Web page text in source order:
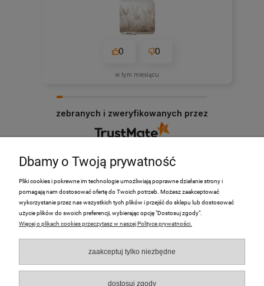
0 0
w tym miesiącu
zebranych i zweryfikowanych przez
PRODUKTY
Moje Konto
Płatności i dostawa
O nas
Dbamy o Twoją prywatność
Pliki cookies i pokrewne im technologie umożliwiają poprawne działanie strony i
pomagają nam dostosować ofertę do Twoich potrzeb. Możesz zaakceptować
wykorzystanie przez nas wszystkich tych plików i przejść do sklepu lub dostosować
użycie plików do swoich preferencji, wybierając opcję "Dostosuj zgody".
Więcej o plikach cookies przeczytasz w naszej Polityce prywatności.
zaakceptuj tylko niezbędne
dostosuj zgody